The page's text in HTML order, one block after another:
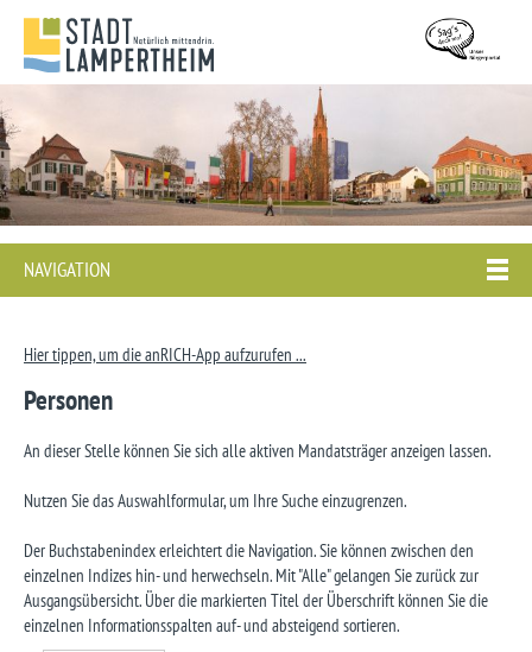
NAVIGATION
Hier tippen, um die anRICH-App aufzurufen ...
Personen
An dieser Stelle können Sie sich alle aktiven Mandatsträger anzeigen lassen.
Nutzen Sie das Auswahlformular, um Ihre Suche einzugrenzen.
Der Buchstabenindex erleichtert die Navigation. Sie können zwischen den
einzelnen Indizes hin- und herwechseln. Mit "Alle" gelangen Sie zurück zur
Ausgangsübersicht. Über die markierten Titel der Überschrift können Sie die
einzelnen Informationsspalten auf- und absteigend sortieren.